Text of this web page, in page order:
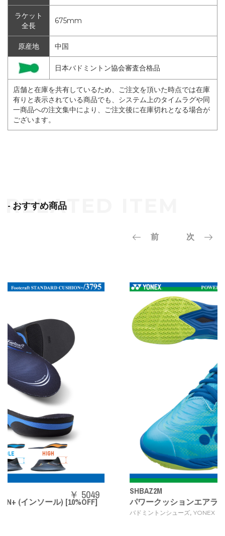
ラケット
全長
675mm
原産地 中国
日本バドミントン協会審査合格品
店舗と在庫を共有しているため、ご注文を頂いた時点では在庫
有りと表示されている商品でも、システム上のタイムラグや同
一商品への注文集中により、ご注文後に在庫切れとなる場合が
ございます。
- おすすめ商品
前 次
SHBAZ2M
パワークッションエアラスZメン
YONEX